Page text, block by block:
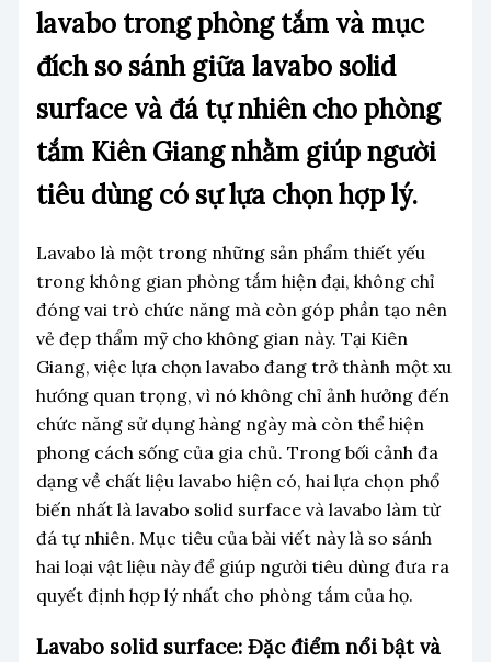
lavabo trong phòng tắm và mục
đích so sánh giữa lavabo solid
surface và đá tự nhiên cho phòng
tắm Kiên Giang nhằm giúp người
tiêu dùng có sự lựa chọn hợp lý.
Lavabo là một trong những sản phẩm thiết yếu
trong không gian phòng tắm hiện đại, không chỉ
đóng vai trò chức năng mà còn góp phần tạo nên
vẻ đẹp thẩm mỹ cho không gian này. Tại Kiên
Giang, việc lựa chọn lavabo đang trở thành một xu
hướng quan trọng, vì nó không chỉ ảnh hưởng đến
chức năng sử dụng hàng ngày mà còn thể hiện
phong cách sống của gia chủ. Trong bối cảnh đa
dạng về chất liệu lavabo hiện có, hai lựa chọn phổ
biến nhất là lavabo solid surface và lavabo làm từ
đá tự nhiên. Mục tiêu của bài viết này là so sánh
hai loại vật liệu này để giúp người tiêu dùng đưa ra
quyết định hợp lý nhất cho phòng tắm của họ.
Lavabo solid surface: Đặc điểm nổi bật và